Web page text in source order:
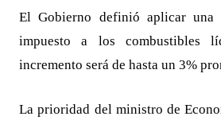
El Gobierno definió aplicar
impuesto a los combustibles
incremento será de hasta un 3%
La prioridad del ministro de